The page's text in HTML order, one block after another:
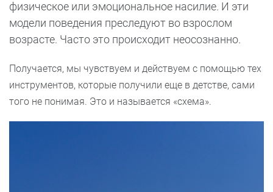
физическое или эмоциональное насилие. И эти
модели поведения преследуют во взрослом
возрасте. Часто это происходит неосознанно.
Получается, мы чувствуем и действуем с помощью тех
инструментов, которые получили еще в детстве, сами
того не понимая. Это и называется «схема».